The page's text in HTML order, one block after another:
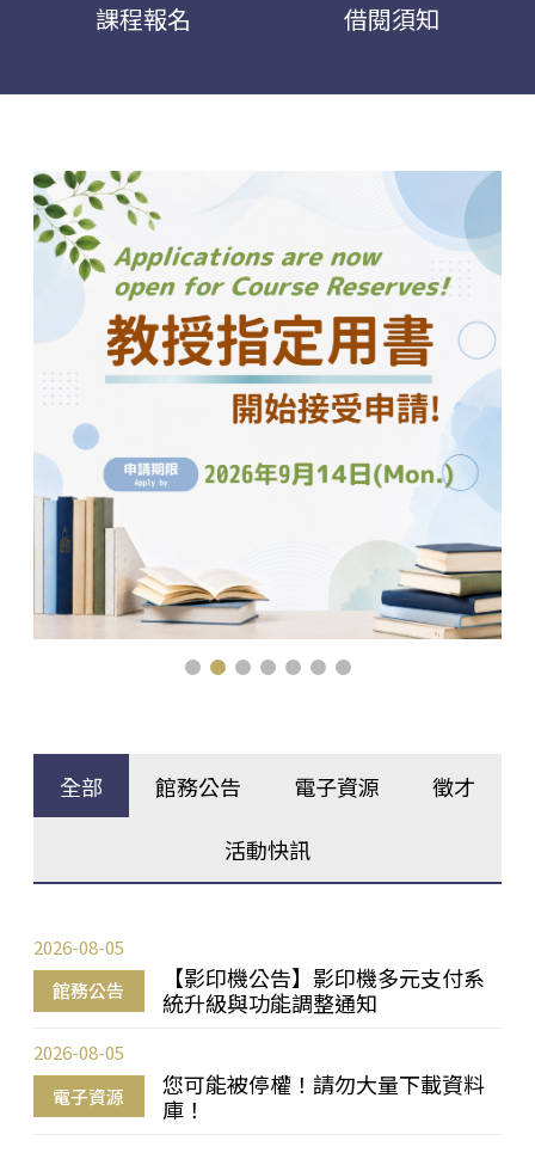
課程報名 借閱須知
全部 館務公告 電子資源 徵才
活動快訊
館務公告
【影印機公告】影印機多元支付系
統升級與功能調整通知
2026-08-05
電子資源
您可能被停權！請勿大量下載資料
庫！
2026-08-05